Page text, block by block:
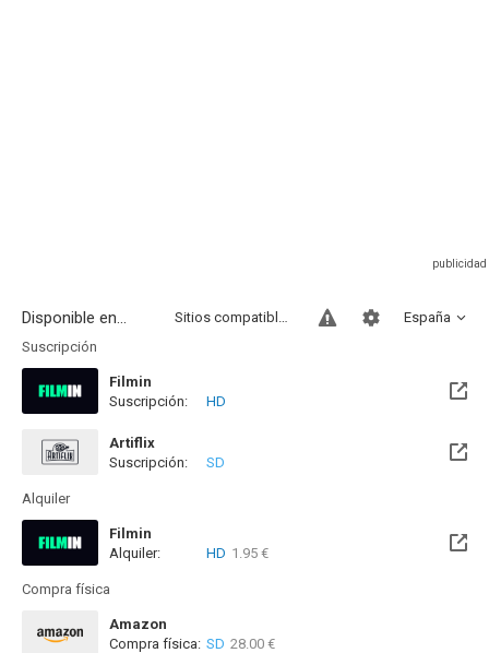
Disponible en... España
Sitios compatibles
Suscripción
Filmin
Disponible hasta el Vie, 14 Ago 2026 (Quedan 6 días)
Suscripción: HD
Artiflix
Suscripción:
SD
Alquiler
Filmin
Disponible hasta el Vie, 14 Ago 2026 (Quedan 6 días)
Alquiler: HD 1.95 €
Compra física
Amazon
Compra física: SD 28.00 €